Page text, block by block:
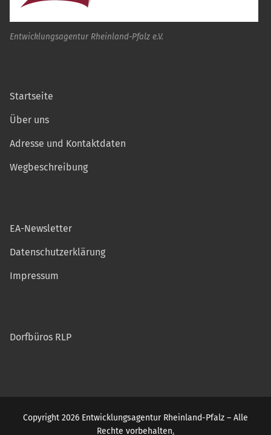
Entwicklungsagentur Rheinland-Pfalz e.V.
Startseite
Über uns
Adresse und Kontaktdaten
Wegbeschreibung
EA-Newsletter
Datenschutzerklärung
Impressum
Dorfbüros RLP
Copyright 2026 Entwicklungsagentur Rheinland-Pfalz – Alle
Rechte vorbehalten.